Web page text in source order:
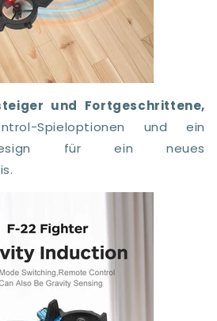
und Fortgeschrittene,
Spieloptionen und ein
für ein neues